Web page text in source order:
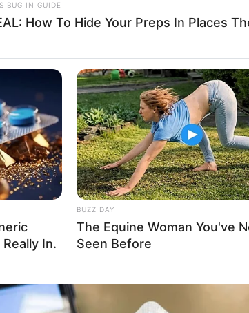
de diversas atividades
e uma sessão de relaxamento, tudo
incluindo Júlio César de
diretor do Departamento Municipal
da administração municipal
BUG IN GUIDE
How To Hide Your Preps In Places
In.
BUZZ DAY
The Equine Woman You've
Seen Before